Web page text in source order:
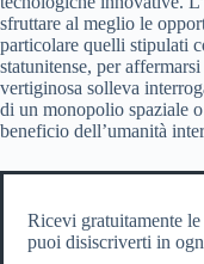
sfruttare al meglio le
particolare quelli stipulati
statunitense, per
vertiginosa solleva
di un monopolio spaziale
beneficio dell’umanità
Ricevi gratuitamente
puoi disiscriverti in